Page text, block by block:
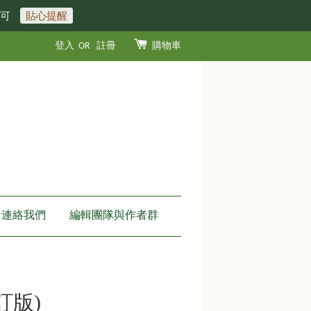
貼心提醒
登入 OR 註冊 購物車
連絡我們 編輯團隊與作者群
版)